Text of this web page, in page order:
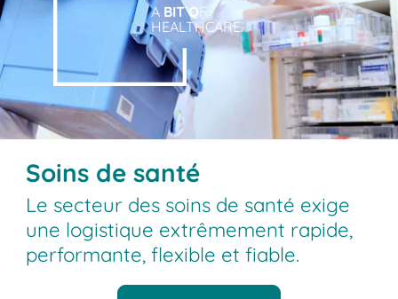
A BIT OF
HEALTHCARE.
Soins de santé
Le secteur des soins de santé exige
une logistique extrêmement rapide,
performante, flexible et fiable.